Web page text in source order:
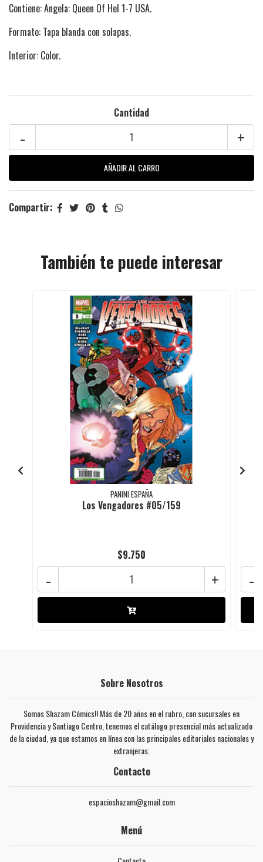
Contiene: Angela: Queen Of Hel 1-7 USA.
Formato: Tapa blanda con solapas.
Interior: Color.
Cantidad
+
-
Compartir:
También te puede interesar
PANINI ESPAÑA
Los Vengadores #05/159
$9.750
+
- -
Sobre Nosotros
Somos Shazam Cómics!! Más de 20 años en el rubro, con sucursales en
Providencia y Santiago Centro, tenemos el catálogo presencial más actualizado
de la ciudad, ya que estamos en línea con las principales editoriales nacionales y
extranjeras.
Contacto
espacioshazam@gmail.com
Menú